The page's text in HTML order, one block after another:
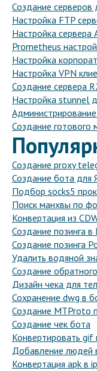
Создание серверов
Настройка FTP
Настройка сервера
Prometheus
Настройка
Настройка VPN
Создание сервера
Настройка
Создание готового
Создание proxy
Создание бота для
Подбор socks5
Поиск манхвы по
Конвертация из
Создание позинга в
Создание позинга
Удалить водяной
Создание
Дизайн чека для
Сохранение dwg в
Создание MTProto
Создание чек бота
Конвертировать gif
Добавление людей
Конвертация apk в